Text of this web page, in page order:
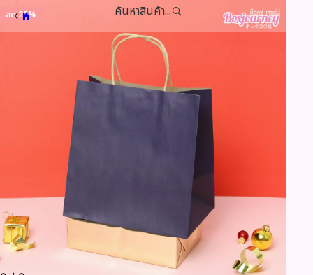
ค้นหาสินค้า...
ลด 25%